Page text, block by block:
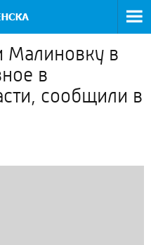
Малиновку в
в
сообщили в